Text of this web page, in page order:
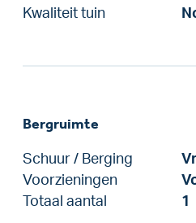
Kwaliteit tuin
Bergruimte
Schuur / Berging
Voorzieningen
Totaal aantal
1